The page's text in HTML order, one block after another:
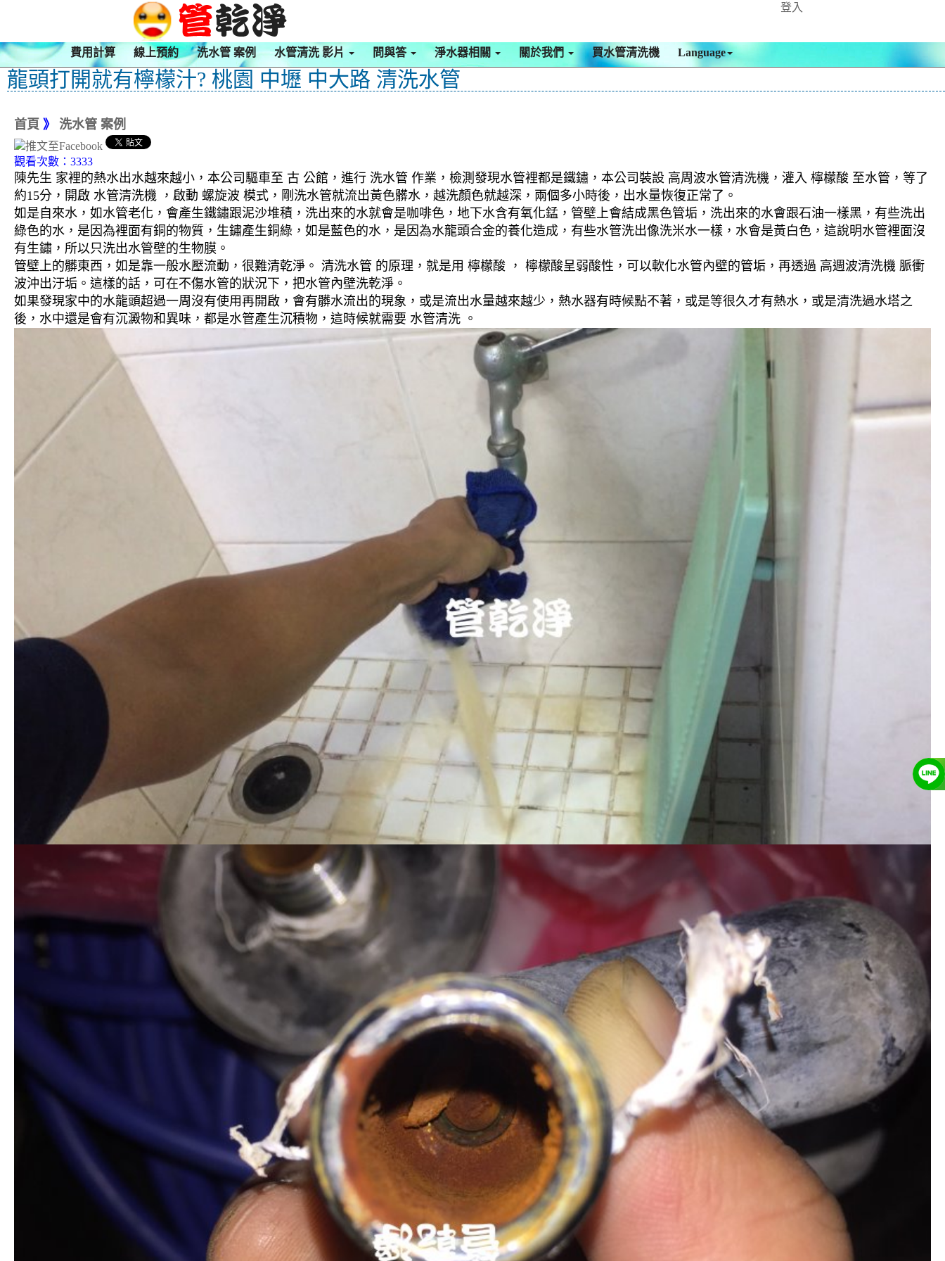
登入
費用計算 線上預約 洗水管 案例 水管清洗 影片 問與答 淨水器相關 關於我們 買水管清洗機 Language
龍頭打開就有檸檬汁? 桃園 中壢 中大路 清洗水管
首頁 》 洗水管 案例
觀看次數：3333
陳先生 家裡的熱水出水越來越小，本公司驅車至 古 公館，進行 洗水管 作業，檢測發現水管裡都是鐵鏽，本公司裝設 高周波水管清洗機，灌入 檸檬酸 至水管，等了
約15分，開啟 水管清洗機 ，啟動 螺旋波 模式，剛洗水管就流出黃色髒水，越洗顏色就越深，兩個多小時後，出水量恢復正常了。
如是自來水，如水管老化，會產生鐵鏽跟泥沙堆積，洗出來的水就會是咖啡色，地下水含有氧化錳，管壁上會結成黑色管垢，洗出來的水會跟石油一樣黑，有些洗出
綠色的水，是因為裡面有銅的物質，生鏽產生銅綠，如是藍色的水，是因為水龍頭合金的養化造成，有些水管洗出像洗米水一樣，水會是黃白色，這說明水管裡面沒
有生鏽，所以只洗出水管壁的生物膜。
管壁上的髒東西，如是靠一般水壓流動，很難清乾淨。 清洗水管 的原理，就是用 檸檬酸 ， 檸檬酸呈弱酸性，可以軟化水管內壁的管垢，再透過 高週波清洗機 脈衝
波沖出汙垢。這樣的話，可在不傷水管的狀況下，把水管內壁洗乾淨。
如果發現家中的水龍頭超過一周沒有使用再開啟，會有髒水流出的現象，或是流出水量越來越少，熱水器有時候點不著，或是等很久才有熱水，或是清洗過水塔之
後，水中還是會有沉澱物和異味，都是水管產生沉積物，這時候就需要 水管清洗 。